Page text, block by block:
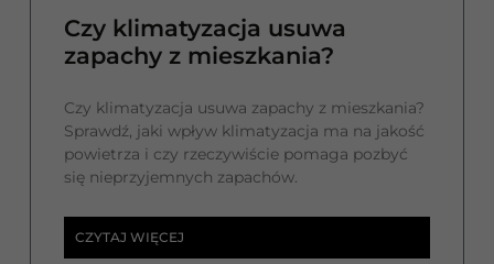
Czy klimatyzacja usuwa
zapachy z mieszkania?
Czy klimatyzacja usuwa zapachy z mieszkania?
Sprawdź, jaki wpływ klimatyzacja ma na jakość
powietrza i czy rzeczywiście pomaga pozbyć
się nieprzyjemnych zapachów.
CZYTAJ WIĘCEJ